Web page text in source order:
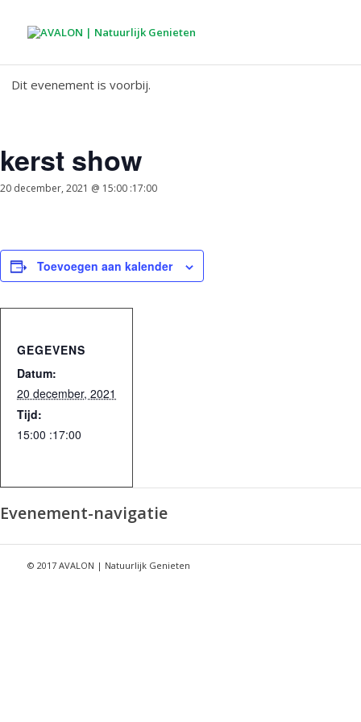
Dit evenement is voorbij.
kerst show
20 december, 2021 @ 15:00 :17:00
Toevoegen aan kalender
GEGEVENS
Datum:
20 december, 2021
Tijd:
15:00 :17:00
Evenement-navigatie
© 2017 AVALON | Natuurlijk Genieten